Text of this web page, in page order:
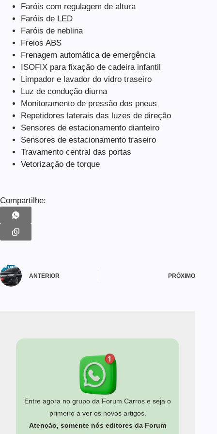
Faróis com regulagem de altura
Faróis de LED
Faróis de neblina
Freios ABS
Frenagem automática de emergência
ISOFIX para fixação de cadeira infantil
Limpador e lavador do vidro traseiro
Luz de condução diurna
Monitoramento de pressão dos pneus
Repetidores laterais das luzes de direção
Sensores de estacionamento dianteiro
Sensores de estacionamento traseiro
Travamento central das portas
Vetorização de torque
Compartilhe:
ANTERIOR PRÓXIMO
Entre agora no grupo da Forum Carros e seja o
primeiro a ver os novos artigos.
Atenção, somente nós editores da Forum